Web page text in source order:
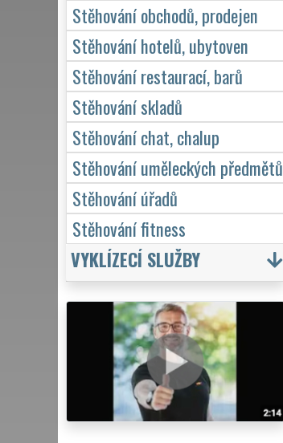
Stěhování obchodů, prodejen
Stěhování hotelů, ubytoven
Stěhování restaurací, barů
Stěhování skladů
Stěhování chat, chalup
Stěhování uměleckých předmětů
Stěhování úřadů
Stěhování fitness
VYKLÍZECÍ SLUŽBY